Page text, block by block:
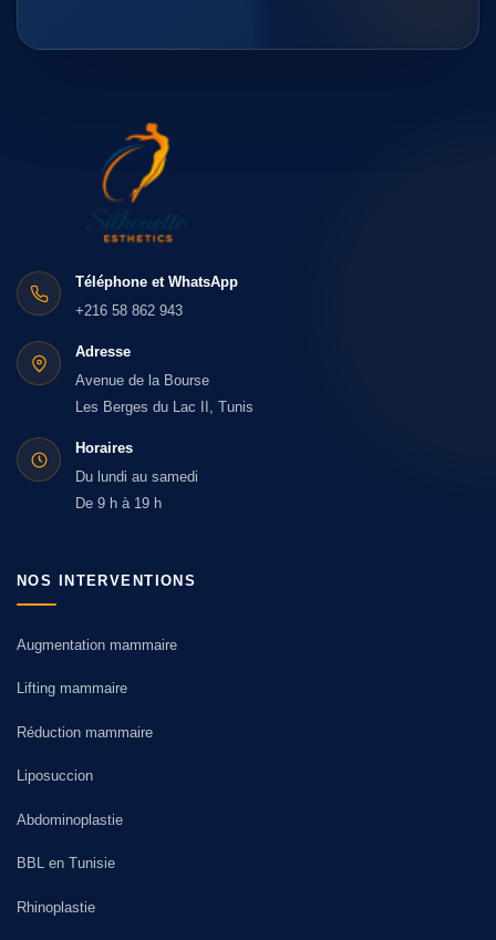
Téléphone et WhatsApp
+216 58 862 943
Adresse
Avenue de la Bourse
Les Berges du Lac II, Tunis
Horaires
Du lundi au samedi
De 9 h à 19 h
NOS INTERVENTIONS
Augmentation mammaire
Lifting mammaire
Réduction mammaire
Liposuccion
Abdominoplastie
BBL en Tunisie
Rhinoplastie